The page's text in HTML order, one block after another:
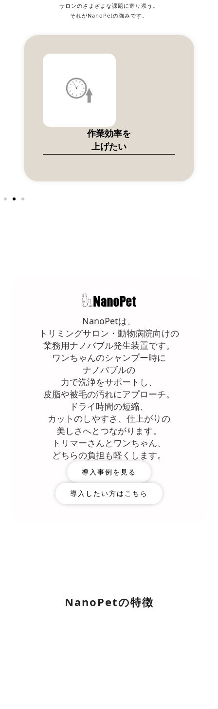
サロンのさまざまな課題に寄り添う。
それがNanoPetの強みです。
作業効率を
上げたい
NanoPetは、
トリミングサロン・動物病院向けの
業務用ナノバブル発生装置です。
ワンちゃんのシャンプー時に
ナノバブルの
力で洗浄をサポートし、
皮脂や被毛の汚れにアプローチ。
ドライ時間の短縮、
カットのしやすさ、仕上がりの
美しさへとつながります。
トリマーさんとワンちゃん、
どちらの負担も軽くします。
導入事例を見る
導入したい方はこちら
NanoPetの特徴